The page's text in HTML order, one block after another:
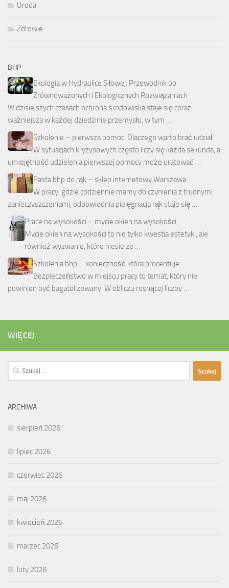
Uroda
Zdrowie
BHP
Ekologia w Hydraulice Siłowej: Przewodnik po
Zrównoważonych i Ekologicznych Rozwiązaniach
W dzisiejszych czasach ochrona środowiska staje się coraz
ważniejsza w każdej dziedzinie przemysłu, w tym …
Szkolenie – pierwsza pomoc. Dlaczego warto brać udział.
W sytuacjach kryzysowych często liczy się każda sekunda, a
umiejętność udzielenia pierwszej pomocy może uratować …
Pasta bhp do rąk – sklep internetowy Warszawa
W pracy, gdzie codziennie mamy do czynienia z trudnymi
zanieczyszczeniami, odpowiednia pielęgnacja rąk staje się …
Prace na wysokości – mycie okien na wysokości
Mycie okien na wysokości to nie tylko kwestia estetyki, ale
również wyzwanie, które niesie ze …
Szkolenia bhp – konieczność która procentuje
Bezpieczeństwo w miejscu pracy to temat, który nie
powinien być bagatelizowany. W obliczu rosnącej liczby …
WIĘCEJ
Szukaj:
ARCHIWA
sierpień 2026
lipiec 2026
czerwiec 2026
maj 2026
kwiecień 2026
marzec 2026
luty 2026